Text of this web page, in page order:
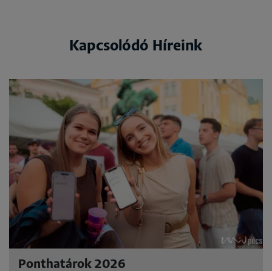
Kapcsolódó Híreink
Ponthatárok 2026